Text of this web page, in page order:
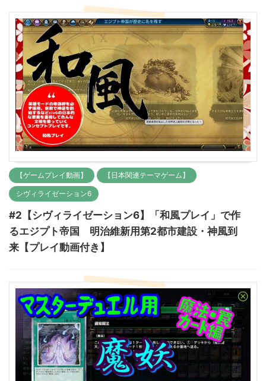
【ゲームプレイ動画】 【日本関連テーマゲーム】
シヴィライゼーション6
#2【シヴィライゼーション6】「和風プレイ」で作
るエジプト帝国 明治維新用第2都市建設・神風到
来【プレイ動画付き】